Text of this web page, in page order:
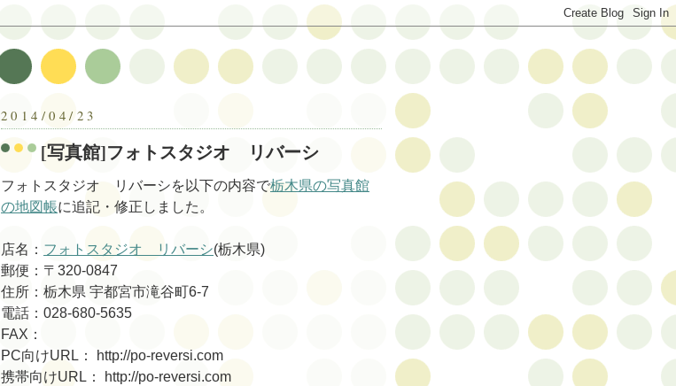
2014/04/23
[写真館]フォトスタジオ リバーシ
フォトスタジオ リバーシを以下の内容で栃木県の写真館
の地図帳に追記・修正しました。
店名： フォトスタジオ リバーシ(栃木県)
郵便：〒320-0847
住所：栃木県 宇都宮市滝谷町6-7
電話：028-680-5635
FAX：
PC向けURL： http://po-reversi.com
携帯向けURL： http://po-reversi.com